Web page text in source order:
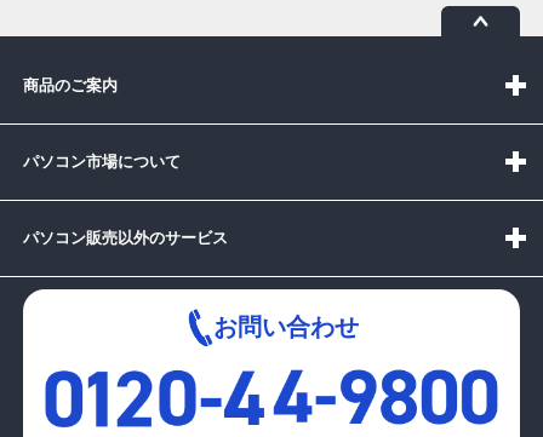
商品のご案内
パソコン市場について
パソコン販売以外のサービス
お問い合わせ